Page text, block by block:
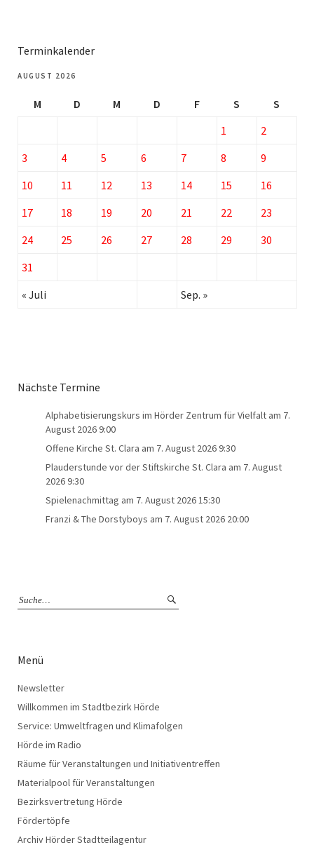
Terminkalender
AUGUST 2026
M D M D F S
S
1
2
3
4 5 6 7 8
9
10
11 12 13 14 15
16
17
18 19 20 21 22
23
24
25 26 27 28 29
30
31
« Juli
Sep. »
Nächste Termine
Alphabetisierungskurs im Hörder Zentrum für Vielfalt am 7.
August 2026 9:00
Offene Kirche St. Clara am 7. August 2026 9:30
Plauderstunde vor der Stiftskirche St. Clara am 7. August
2026 9:30
Spielenachmittag am 7. August 2026 15:30
Franzi & The Dorstyboys am 7. August 2026 20:00
Menü
Newsletter
Willkommen im Stadtbezirk Hörde
Service: Umweltfragen und Klimafolgen
Hörde im Radio
Räume für Veranstaltungen und Initiativentreffen
Materialpool für Veranstaltungen
Bezirksvertretung Hörde
Fördertöpfe
Archiv Hörder Stadtteilagentur